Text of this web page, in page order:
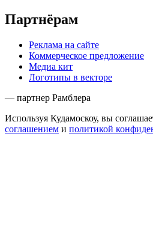
Партнёрам
Реклама на сайте
Коммерческое предложение
Медиа кит
Логотипы в векторе
— партнер Рамблера
Используя Кудамоскоу, вы
соглашением и политикой